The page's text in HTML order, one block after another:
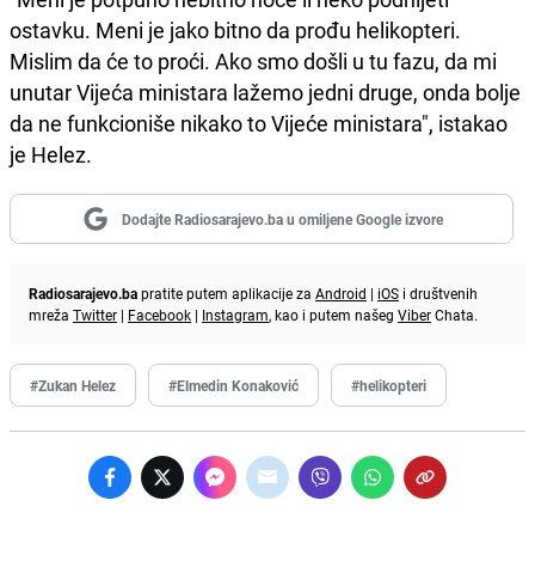
ostavku. Meni je jako bitno da prođu helikopteri.
Mislim da će to proći. Ako smo došli u tu fazu, da mi
unutar Vijeća ministara lažemo jedni druge, onda bolje
da ne funkcioniše nikako to Vijeće ministara", istakao
je Helez.
Dodajte Radiosarajevo.ba u omiljene Google izvore
Radiosarajevo.bapratite putem aplikacije za Android | iOS i društvenih
mreža Twitter | Facebook | Instagram, kao i putem našeg ViberChata.
#Zukan Helez #Elmedin Konaković #helikopteri